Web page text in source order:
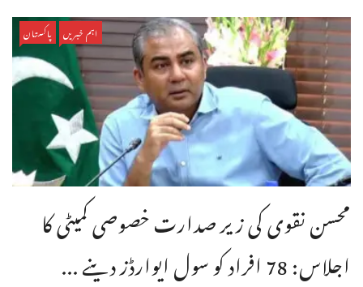
اہم خبریں پاکستان
محسن نقوی کی زیر صدارت خصوصی کمیٹی کا
اجلاس: 78 افراد کو سول ایوارڈز دینے ...